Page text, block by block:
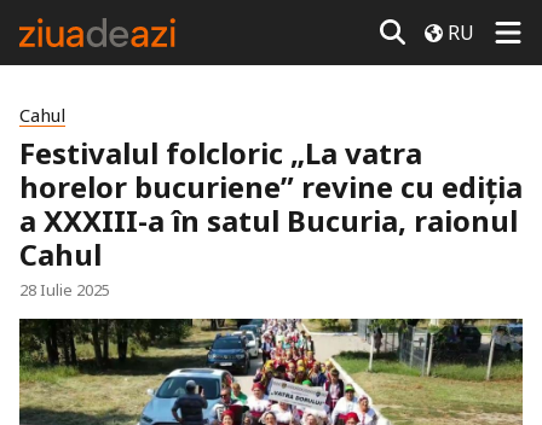
RU
Cahul
Festivalul folcloric „La vatra
horelor bucuriene” revine cu ediția
a XXXIII-a în satul Bucuria, raionul
Cahul
28 Iulie 2025